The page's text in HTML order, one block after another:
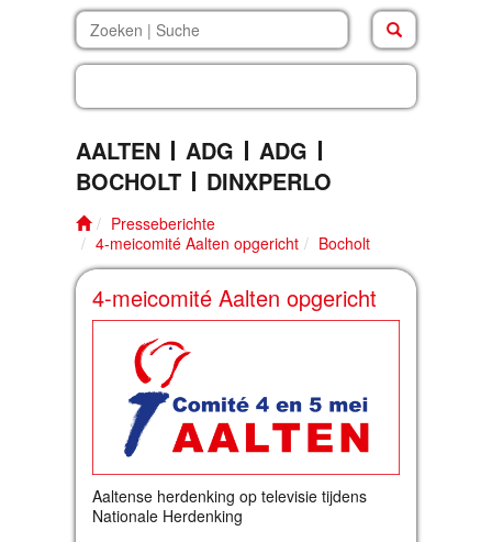
bocholt.
AALTEN ADG
ADG
BOCHOLT
DINXPERLO
Presseberichte
4-meicomité Aalten opgericht
Bocholt
4-meicomité Aalten opgericht
Aaltense herdenking op televisie tijdens
Nationale Herdenking